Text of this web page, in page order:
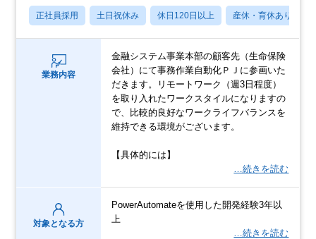
正社員採用 土日祝休み 休日120日以上 産休・育休あり
業務内容
金融システム事業本部の顧客先（生命保険
会社）にて事務作業自動化ＰＪに参画いた
だきます。リモートワーク（週3日程度）
を取り入れたワークスタイルになりますの
で、比較的良好なワークライフバランスを
維持できる環境がございます。
【具体的には】
…続きを読む
対象となる方
PowerAutomateを使用した開発経験3年以
上
…続きを読む